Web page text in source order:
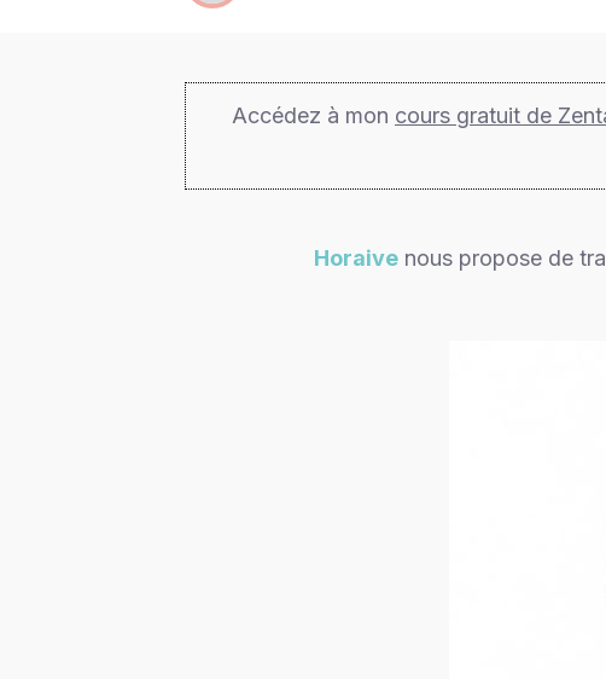
Accédez à mon cours gratuit de
Horaive nous propose de